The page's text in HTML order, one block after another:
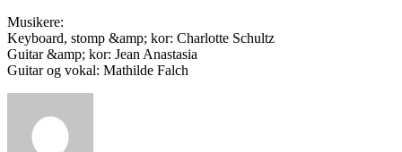
Musikere:
Keyboard, stomp &amp; kor: Charlotte Schultz
Guitar &amp; kor: Jean Anastasia
Guitar og vokal: Mathilde Falch